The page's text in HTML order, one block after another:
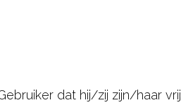
dat hij/zij zijn/haar